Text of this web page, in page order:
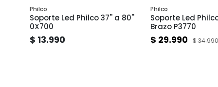
Philco
Soporte Led Philco 37'' a 80''
0X700
$ 13.990
Philco
Soporte Led
Brazo P3770
$ 29.990 $